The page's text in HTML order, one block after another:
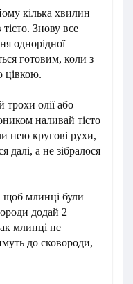
кілька хвилин
Знову все
однорідної
готовим, коли з
цівкою.
трохи олії або
наливай тісто
нею кругові рухи,
далі, а не зібралося
щоб млинці були
додай 2
млинці не
до сковороди,